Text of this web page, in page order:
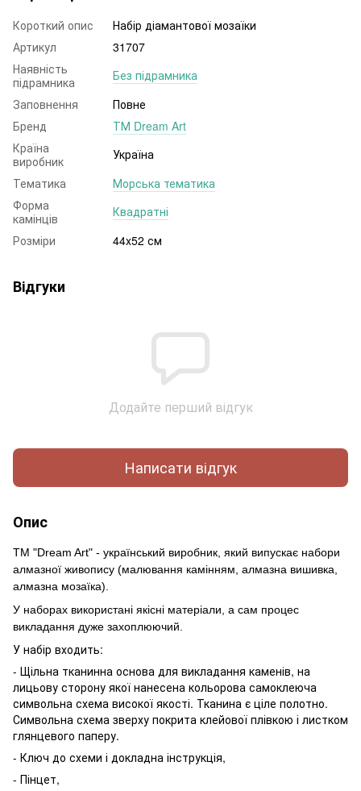
Короткий опис
Набір діамантової мозаїки
Артикул
31707
Наявність
підрамника
Без підрамника
Заповнення
Повне
Бренд
ТМ Dream Art
Країна
виробник
Україна
Тематика
Морська тематика
Форма
камінців
Квадратні
Розміри
44x52 см
Відгуки
Додайте перший відгук
Написати відгук
Опис
ТМ "Dream Art" - український виробник, який випускає набори
алмазної живопису (малювання камінням, алмазна вишивка,
алмазна мозаїка).
У наборах використані якісні матеріали, а сам процес
викладання дуже захоплюючий.
У набір входить:
- Щільна тканинна основа для викладання каменів, на
лицьову сторону якої нанесена кольорова самоклеюча
символьна схема високої якості. Тканина є ціле полотно.
Символьна схема зверху покрита клейової плівкою і листком
глянцевого паперу.
- Ключ до схеми і докладна інструкція,
- Пінцет,